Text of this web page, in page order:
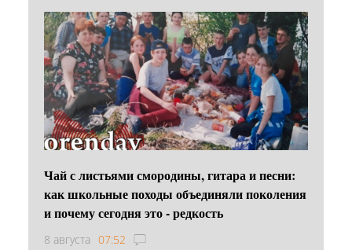
Чай с листьями смородины, гитара и песни:
как школьные походы объединяли поколения
и почему сегодня это - редкость
8 августа 07:52